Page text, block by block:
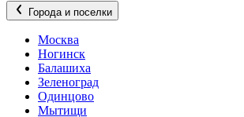
Города и поселки
Москва
Ногинск
Балашиха
Зеленоград
Одинцово
Мытищи